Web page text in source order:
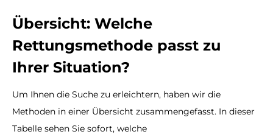
Übersicht: Welche
Rettungsmethode passt zu
Ihrer Situation?
Um Ihnen die Suche zu erleichtern, haben wir die
Methoden in einer Übersicht zusammengefasst. In dieser
Tabelle sehen Sie sofort, welche